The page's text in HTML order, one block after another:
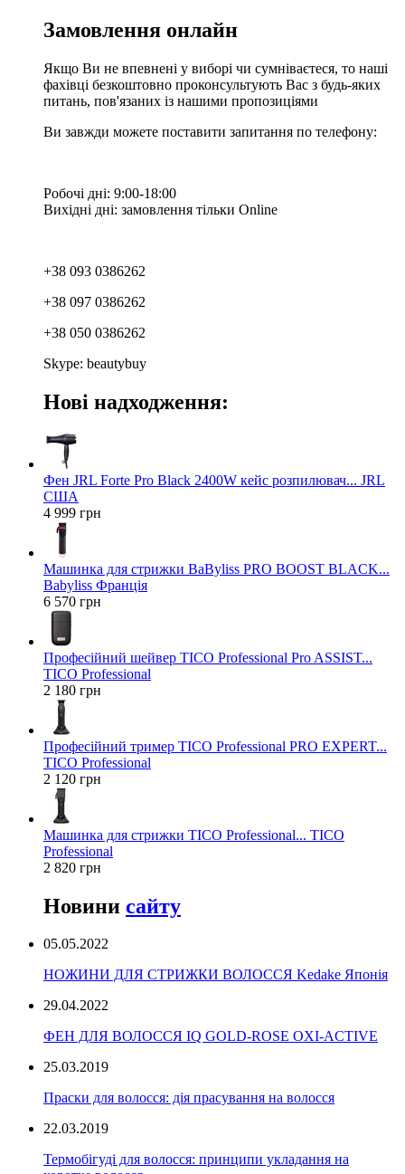
Замовлення онлайн
Якщо Ви не впевнені у виборі чи сумніваєтеся, то наші
фахівці безкоштовно проконсультують Вас з будь-яких
питань, пов'язаних із нашими пропозиціями
Ви завжди можете поставити запитання по телефону:
Робочі дні: 9:00-18:00
Вихідні дні: замовлення тільки Online
+38 093 0386262
+38 097 0386262
+38 050 0386262
Skype: beautybuy
Нові надходження:
Фен JRL Forte Pro Black 2400W кейс розпилювач... JRL
США
4 999 грн
Машинка для стрижки BaByliss PRO BOOST BLACK...
Babyliss Франція
6 570 грн
Професійний шейвер TICO Professional Pro ASSIST...
TICO Professional
2 180 грн
Професійний тример TICO Professional PRO EXPERT...
TICO Professional
2 120 грн
Машинка для стрижки TICO Professional... TICO
Professional
2 820 грн
Новини сайту
05.05.2022
НОЖИНИ ДЛЯ СТРИЖКИ ВОЛОССЯ Kedake Японія
29.04.2022
ФЕН ДЛЯ ВОЛОССЯ IQ GOLD-ROSE OXI-ACTIVE
25.03.2019
Праски для волосся: дія прасування на волосся
22.03.2019
Термобігуді для волосся: принципи укладання на